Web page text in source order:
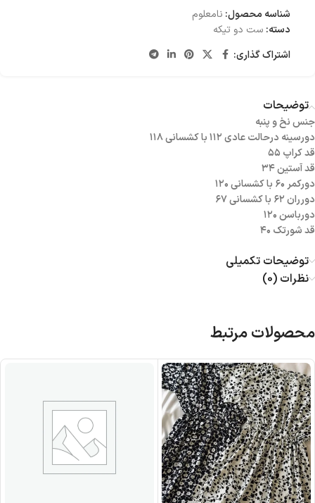
شناسه محصول: نامعلوم
دسته: ست دو تیکه
اشتراک گذاری:
توضیحات
جنس نخ و پنبه
دورسینه در‌حالت عادی ۱۱۲ با کشسانی ۱۱۸
قد کراپ ۵۵
قد آستین ۳۴
دورکمر ۶۰ با کشسانی ۱۲۰
دورران ۶۲ با کشسانی ۶۷
دورباسن ۱۲۰
قد شورتک ۴۰
توضیحات تکمیلی
نظرات (0)
محصولات مرتبط